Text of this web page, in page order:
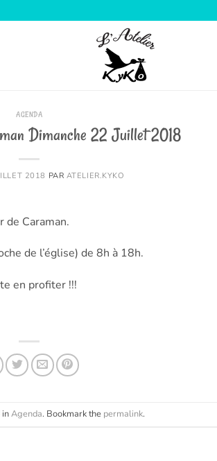
AGENDA
Dimanche 22 Juillet 2018
2018 PAR ATELIER.KYKO
de Caraman.
de l’église) de 8h à 18h.
en profiter !!!
inAgenda. Bookmark the permalink.